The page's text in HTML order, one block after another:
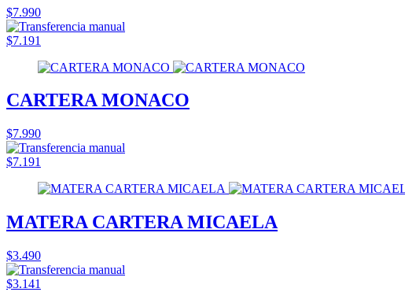
$7.990
$7.191
CARTERA MONACO
$7.990
$7.191
MATERA CARTERA MICAELA
$3.490
$3.141